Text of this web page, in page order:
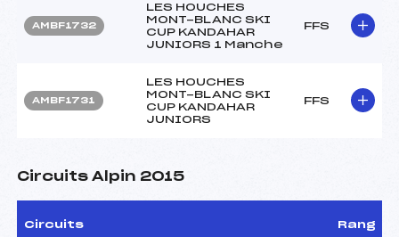
AMBF1732
LES HOUCHES
MONT-BLANC SKI
CUP KANDAHAR
JUNIORS 1 Manche
FFS
AMBF1731
LES HOUCHES
MONT-BLANC SKI
CUP KANDAHAR
JUNIORS
FFS
Circuits Alpin 2015
Circuits Rang